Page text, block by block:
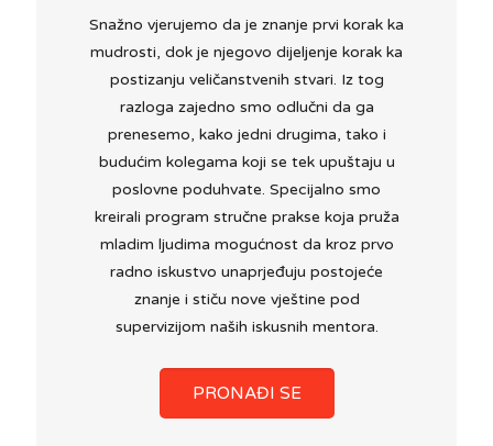
Snažno vjerujemo da je znanje prvi korak ka
mudrosti, dok je njegovo dijeljenje korak ka
postizanju veličanstvenih stvari. Iz tog
razloga zajedno smo odlučni da ga
prenesemo, kako jedni drugima, tako i
budućim kolegama koji se tek upuštaju u
poslovne poduhvate. Specijalno smo
kreirali program stručne prakse koja pruža
mladim ljudima mogućnost da kroz prvo
radno iskustvo unaprjeđuju postojeće
znanje i stiču nove vještine pod
supervizijom naših iskusnih mentora.
PRONAĐI SE